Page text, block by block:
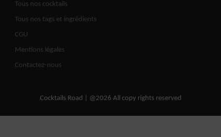
Tous nos cocktails
Tous nos tags et ingrédients
CGU
Mentions légales
Contactez-nous
Cocktails Road | @2026 All copy rights reserved